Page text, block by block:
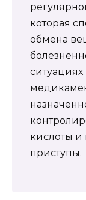
которая
обмена
ситуациях
кислоты и
приступы.